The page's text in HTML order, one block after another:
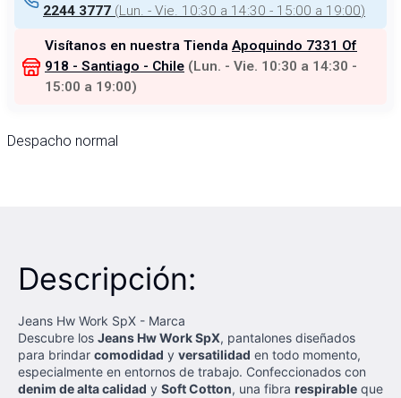
2244 3777 (Lun. - Vie. 10:30 a 14:30 - 15:00 a 19:00)
Visítanos en nuestra Tienda Apoquindo 7331 Of
918 - Santiago - Chile (Lun. - Vie. 10:30 a 14:30 -
15:00 a 19:00)
Despacho normal
Descripción:
Jeans Hw Work SpX - Marca
Descubre los Jeans Hw Work SpX, pantalones diseñados
para brindar comodidad y versatilidad en todo momento,
especialmente en entornos de trabajo. Confeccionados con
denim de alta calidad y Soft Cotton, una fibra respirable que